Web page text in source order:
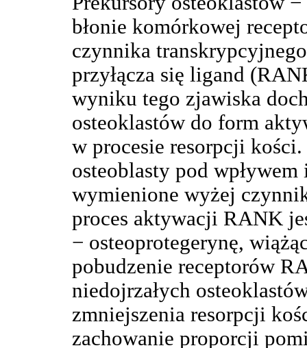
błonie komórkowej
czynnika
przyłącza się ligand
wyniku tego zjawiska
osteoklastów do form
w procesie resorpcji
osteoblasty pod
wymienione wyżej
proces aktywacji RANK
− osteoprotegerynę,
pobudzenie receptorów
niedojrzałych
zmniejszenia resorpcji
zachowanie proporcji